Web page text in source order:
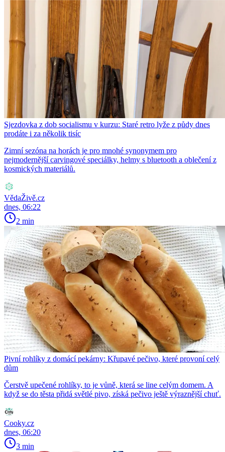
Sjezdovka z dob socialismu v kurzu: Staré retro lyže z půdy dnes
prodáte i za několik tisíc
Zimní sezóna na horách je pro mnohé synonymem pro
nejmodernější carvingové speciálky, helmy s bluetooth a oblečení z
kosmických materiálů.
VědaŽivě.cz
dnes, 06:22
2 min
Pivní rohlíky z domácí pekárny: Křupavé pečivo, které provoní celý
dům
Čerstvě upečené rohlíky, to je vůně, která se line celým domem. A
když se do těsta přidá světlé pivo, získá pečivo ještě výraznější chuť.
Cooky.cz
dnes, 06:20
3 min